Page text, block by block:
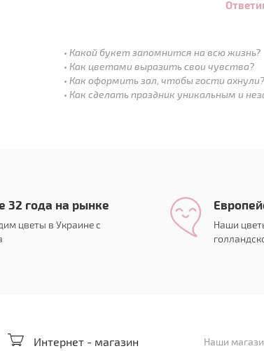
Какой букет запомнится на всю жизнь?
Как цветами выразить свои чувства?
Как оформить зал, чтобы гости ахнули?
Как сделать праздник уникальным и
года на рынке
цветы в Украине с
Наши
Интернет - магазин
Наши